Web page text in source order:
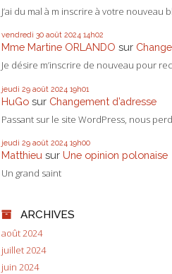
J’ai du mal à m inscrire à votre nouveau
vendredi 30 août 2024 14h02
Mme Martine ORLANDO sur
Je désire m’inscrire de nouveau pour
jeudi 29 août 2024 19h01
HuGo sur Changement d’adresse
Passant sur le site WordPress, nous
jeudi 29 août 2024 19h00
Matthieu sur Une opinion polonaise
Un grand saint
ARCHIVES
août 2024
juillet 2024
juin 2024